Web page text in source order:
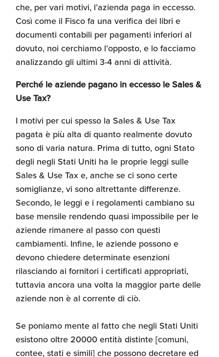
Assicurazioni, Permessi
e Licenze
Ricerca Personale e
che, per vari motivi, l’azienda paga in eccesso.
Così come il Fisco fa una verifica dei libri e
documenti contabili per pagamenti inferiori al
dovuto, noi cerchiamo l’opposto, e lo facciamo
analizzando gli ultimi 3-4 anni di attività.
Perché le aziende pagano in eccesso le Sales &
Use Tax?
I motivi per cui spesso la Sales & Use Tax
pagata è più alta di quanto realmente dovuto
sono di varia natura. Prima di tutto, ogni Stato
degli negli Stati Uniti ha le proprie leggi sulle
Sales & Use Tax e, anche se ci sono certe
somiglianze, vi sono altrettante differenze.
Secondo, le leggi e i regolamenti cambiano su
base mensile rendendo quasi impossibile per le
aziende rimanere al passo con questi
cambiamenti. Infine, le aziende possono e
devono chiedere determinate esenzioni
rilasciando ai fornitori i certificati appropriati,
tuttavia ancora una volta la maggior parte delle
aziende non è al corrente di ciò.
Se poniamo mente al fatto che negli Stati Uniti
esistono oltre 20000 entità distinte [comuni,
contee, stati e simili] che possono decretare ed